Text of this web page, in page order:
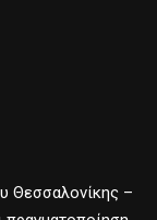
Θεσσαλονίκης –